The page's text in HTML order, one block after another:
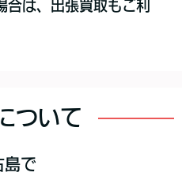
は、出張買取もご利
ついて
島で